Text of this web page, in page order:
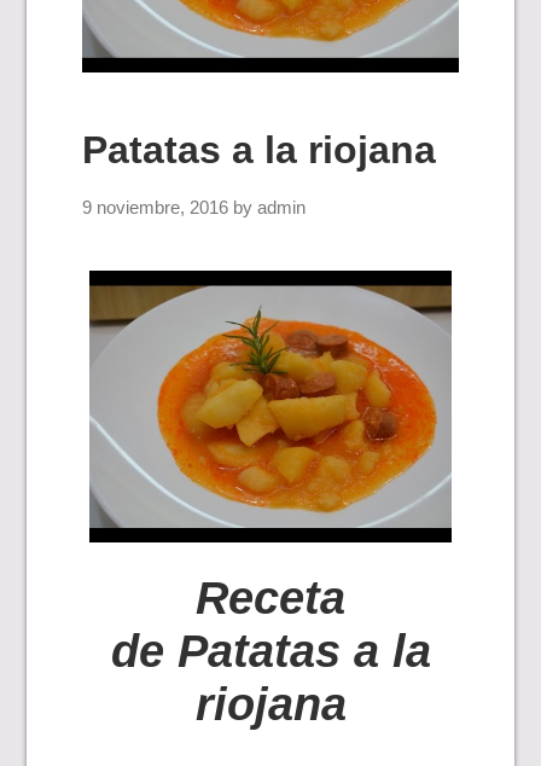
Patatas a la riojana
9 noviembre, 2016 byadmin
Receta
de Patatas a la
riojana